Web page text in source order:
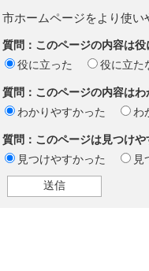
市ホームページをより使い
質問：このページの内容は役
役に立った
役に立た
質問：このページの内容は
わかりやすかった
わ
質問：このページは見つけや
見つけやすかった
見